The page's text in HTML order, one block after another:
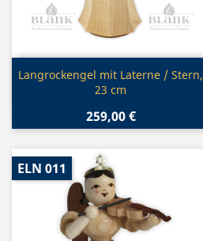
Vorschau
Langrockengel mit Laterne / Stern,
23 cm
259,00 €
ELN 011